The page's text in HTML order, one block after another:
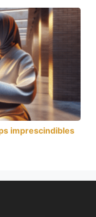
imprescindibles